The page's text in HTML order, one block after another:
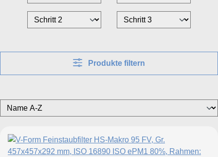
Produkte filtern